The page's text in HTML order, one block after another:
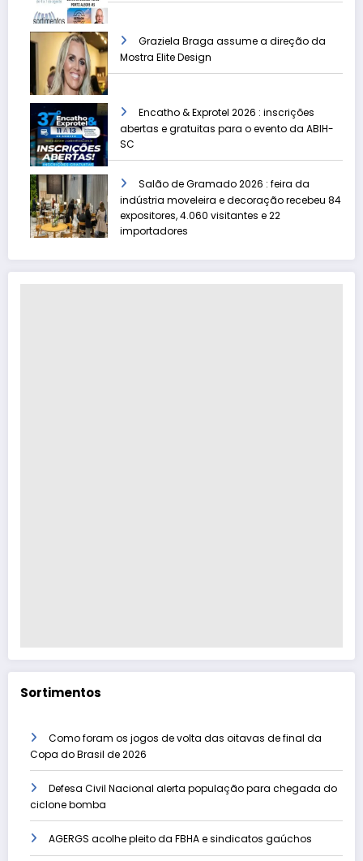
Graziela Braga assume a direção da
Mostra Elite Design
Encatho & Exprotel 2026 : inscrições
abertas e gratuitas para o evento da ABIH-
SC
Salão de Gramado 2026 : feira da
indústria moveleira e decoração recebeu 84
expositores, 4.060 visitantes e 22
importadores
Sortimentos
Como foram os jogos de volta das oitavas de final da
Copa do Brasil de 2026
Defesa Civil Nacional alerta população para chegada do
ciclone bomba
AGERGS acolhe pleito da FBHA e sindicatos gaúchos